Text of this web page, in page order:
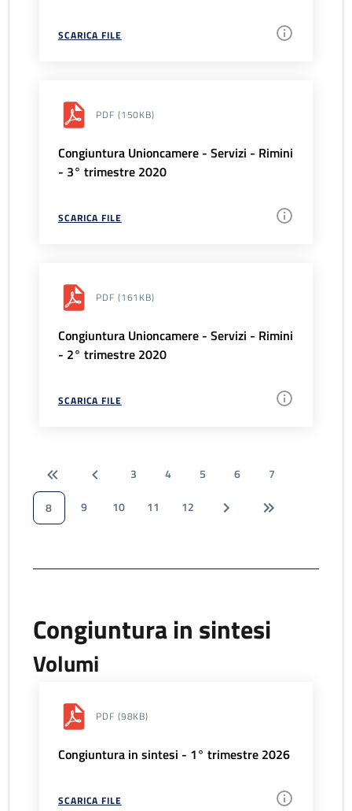
SCARICA FILE
PDF (150KB)
Congiuntura Unioncamere - Servizi - Rimini
- 3° trimestre 2020
SCARICA FILE
PDF (161KB)
Congiuntura Unioncamere - Servizi - Rimini
- 2° trimestre 2020
SCARICA FILE
3 4 5 6
7
8
9 10 11 12
Congiuntura in sintesi
Volumi
PDF (98KB)
Congiuntura in sintesi - 1° trimestre 2026
SCARICA FILE